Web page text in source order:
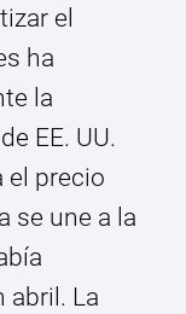
el
ha
la
EE. UU.
el precio
se une a la
abril. La